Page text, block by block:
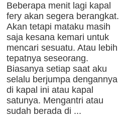
Beberapa menit lagi kapal
fery akan segera berangkat.
Akan tetapi mataku masih
saja kesana kemari untuk
mencari sesuatu. Atau lebih
tepatnya seseorang.
Biasanya setiap saat aku
selalu berjumpa dengannya
di kapal ini atau kapal
satunya. Mengantri atau
sudah berada di ...